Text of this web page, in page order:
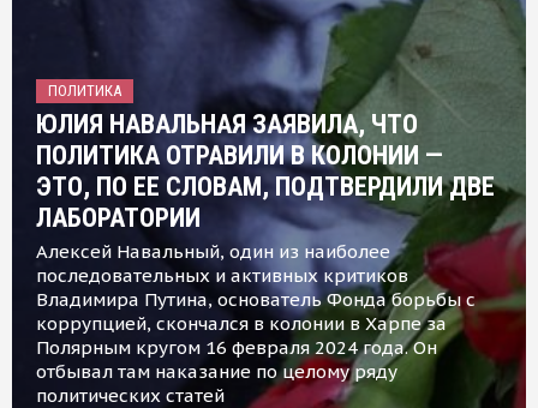
ПОЛИТИКА
ЮЛИЯ НАВАЛЬНАЯ ЗАЯВИЛА, ЧТО
ПОЛИТИКА ОТРАВИЛИ В КОЛОНИИ —
ЭТО, ПО ЕЕ СЛОВАМ, ПОДТВЕРДИЛИ ДВЕ
ЛАБОРАТОРИИ
Алексей Навальный, один из наиболее
последовательных и активных критиков
Владимира Путина, основатель Фонда борьбы с
коррупцией, скончался в колонии в Харпе за
Полярным кругом 16 февраля 2024 года. Он
отбывал там наказание по целому ряду
политических статей